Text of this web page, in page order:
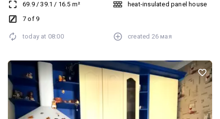
69.9/39.1 / 16.5 m²
7 of 9
heat-insulated panel house
today at 08:00 created 26 мая